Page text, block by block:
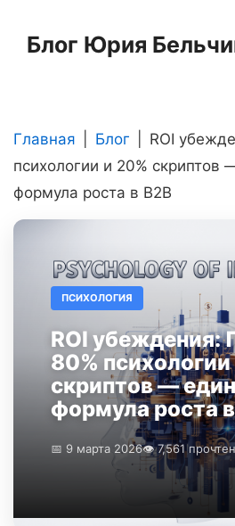
содержимому
Блог Юрия
Главная Блог
ROI
психологии и 20% скриптов
формула роста в B2B
ПСИХОЛОГИЯ
ROI убеждения:
80% психологии
скриптов —
формула роста
📅 9 марта 2026👁 7,561